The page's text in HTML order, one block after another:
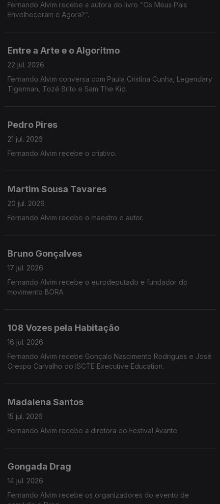
Fernando Alvim recebe a autora do livro "Os Meus Pais
Envelheceram e Agora?".
Entre a Arte e o Algoritmo
22 jul. 2026
Fernando Alvim conversa com Paula Cristina Cunha, Legendary
Tigerman, Tozé Brito e Sam The Kid.
Pedro Pires
21 jul. 2026
Fernando Alvim recebe o criativo.
Martim Sousa Tavares
20 jul. 2026
Fernando Alvim recebe o maestro e autor.
Bruno Gonçalves
17 jul. 2026
Fernando Alvim recebe o eurodeputado e fundador do
movimento BORA.
108 Vozes pela Habitação
16 jul. 2026
Fernando Alvim recebe Gonçalo Nascimento Rodrigues e José
Crespo Carvalho do ISCTE Executive Education.
Madalena Santos
15 jul. 2026
Fernando Alvim recebe a diretora do Festival Avante.
Gongada Drag
14 jul. 2026
Fernando Alvim recebe os organizadores do evento de